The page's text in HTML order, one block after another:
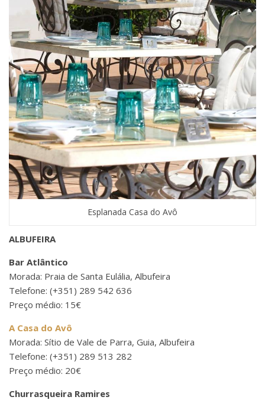
Esplanada Casa do Avô
ALBUFEIRA
Bar Atlântico
Morada: Praia de Santa Eulália, Albufeira
Telefone: (+351) 289 542 636
Preço médio: 15€
A Casa do Avô
Morada: Sítio de Vale de Parra, Guia, Albufeira
Telefone: (+351) 289 513 282
Preço médio: 20€
Churrasqueira Ramires